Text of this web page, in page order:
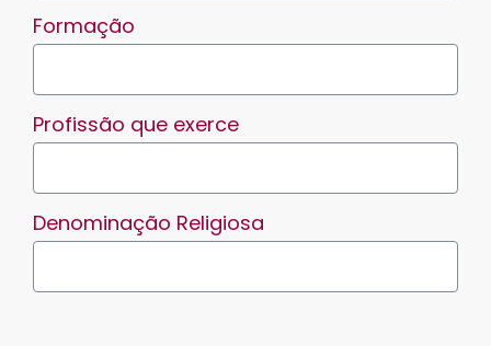
Formação
Profissão que exerce
Denominação Religiosa